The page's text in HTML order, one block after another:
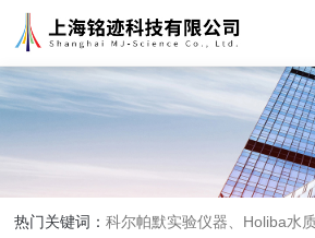
热门关键词：科尔帕默实验仪器、Holiba水